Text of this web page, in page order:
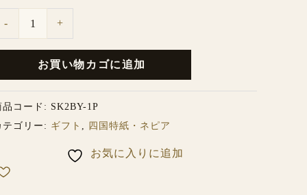
- +
お買い物カゴに追加
品コード: SK2BY-1P
テゴリー: ギフト 四国特紙・ネピア
お気に入りに追加